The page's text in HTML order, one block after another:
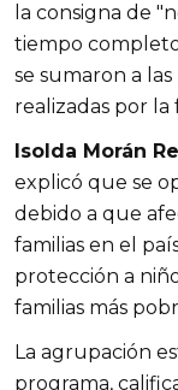
la consigna de
tiempo
se sumaron a
realizadas por la
Isolda Morán
explicó que se
debido a que
familias en el
protección a
familias más
La agrupación
programa,